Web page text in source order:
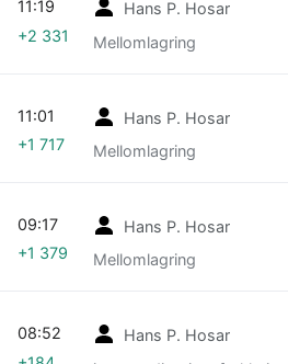
Hans P. Hosar
Mellomlagring
11:19
+2 331
Hans P. Hosar
Mellomlagring
11:01
+1 717
Hans P. Hosar
Mellomlagring
09:17
+1 379
Hans P. Hosar
08:52